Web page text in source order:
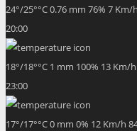
24°/25°°C0.76 mm 76% 7 Km/h
20:00
18°/18°°C 1 mm 100% 13 Km/h
23:00
17°/17°°C0 mm 0% 12 Km/h